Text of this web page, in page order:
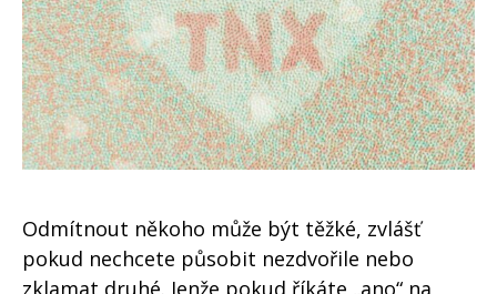
Odmítnout někoho může být těžké, zvlášť
pokud nechcete působit nezdvořile nebo
zklamat druhé. Jenže pokud říkáte „ano“ na